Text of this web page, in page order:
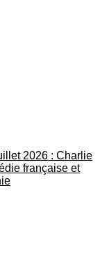
2026 : Charlie
française et